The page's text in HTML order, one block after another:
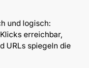
und logisch:
erreichbar,
URLs spiegeln die